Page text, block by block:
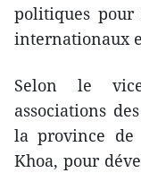
politiques
internationaux
Selon le
associations
la province de
Khoa, pour